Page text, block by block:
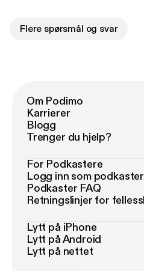
Flere spørsmål og svar
Om Podimo
Karrierer
Blogg
Trenger du hjelp?
For Podkastere
Logg inn som podkaster
Podkaster FAQ
Retningslinjer for
Lytt på iPhone
Lytt på Android
Lytt på nettet